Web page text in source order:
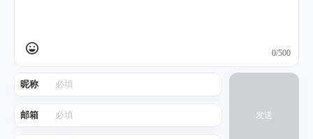
昵称
邮箱
0/500
发送